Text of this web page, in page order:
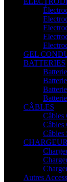
GEL
BATTERIES
CÂBLES
Câbles
Câbles
Câbles
Autres